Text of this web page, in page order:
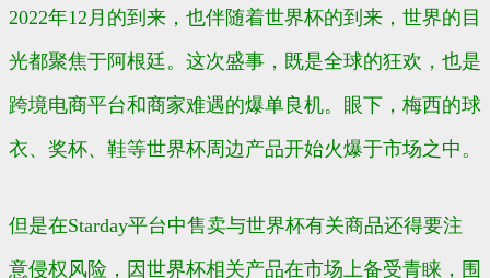
2022年12月的到来，也伴随着世界杯的到来，世界的目
光都聚焦于阿根廷。这次盛事，既是全球的狂欢，也是
跨境电商平台和商家难遇的爆单良机。 眼下， 梅西的球
衣、奖杯、鞋等世界杯周边产品开始火爆于市场之中。
但是在Starday平台中售卖与世界杯有关商品还得要注
意侵权风险，因世界杯相关产品在市场上备受青睐，围